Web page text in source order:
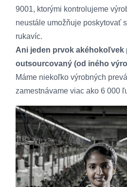
9001, ktorými kontrolujeme
neustále umožňuje poskytovať
rukavíc.
Ani jeden prvok akéhokoľvek
outsourcovaný (od iného
Máme niekoľko výrobných
zamestnávame viac ako 6 000